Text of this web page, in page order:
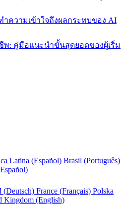
ความเข้าใจถึงผลกระทบของ AI
พ: คู่มือแนะนำขั้นสุดยอดของผู้เริ่ม
Latina (Español) Brasil (Português)
(Deutsch) France (Français) Polska
Kingdom (English)